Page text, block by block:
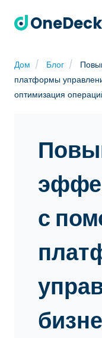
OneDeck
Дом Блог
платформы
оптимизация
с